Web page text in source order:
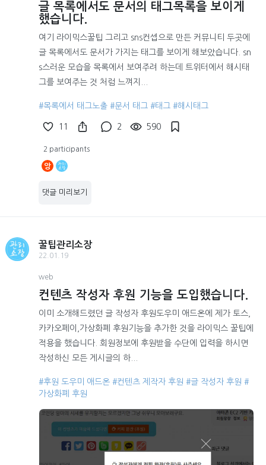
글 목록에서도 문서의 태그목록을 보이게
했습니다.
여기 라이믹스꿀팁 그리고 sns컨셉으로 만든 커뮤니티 두곳에
글 목록에서도 문서가 가지는 태그를 보이게 해보았습니다. sn
s스러운 모습을 목록에서 보여주려 하는데 트위터에서 해시태
그를 보여주는 것 처럼 느껴지...
#목록에서 태그노출 #문서 태그 #태그 #해시태그
11 2 590
2 participants
앙
댓글 미리보기
꿀팁관리소장
22.01.19
web
컨텐츠 작성자 후원 기능을 도입했습니다.
이미 소개해드렸던 글 작성자 후원도우미 애드온에 제가 토스,
카카오페이,가상화폐 후원기능을 추가한 것을 라이믹스 꿀팁에
적용을 했습니다. 회원정보에 후원받을 수단에 입력을 하시면
작성하신 모든 게시글의 하...
#후원 도우미 애드온 #컨텐츠 제작자 후원 #글 작성자 후원 #
가상화폐 후원